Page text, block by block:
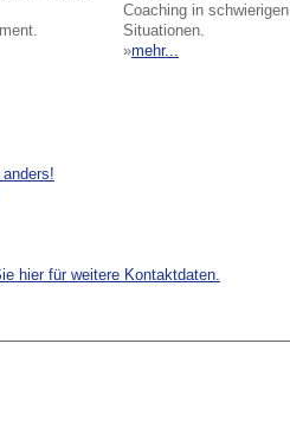
Coaching in schwierigen
Situationen.
»mehr...
hier für weitere Kontaktdaten.